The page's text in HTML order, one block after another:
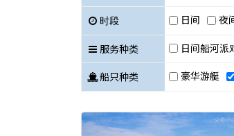
时段 日间 夜
服务种类 日间船河派
船只种类 豪华游艇